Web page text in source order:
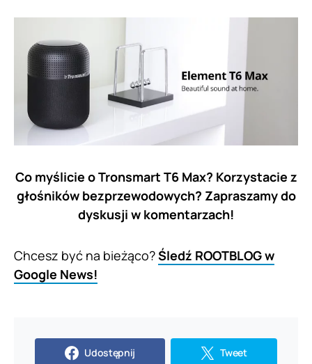
Co myślicie o Tronsmart T6 Max? Korzystacie z
głośników bezprzewodowych? Zapraszamy do
dyskusji w komentarzach!
Chcesz być na bieżąco?Śledź ROOTBLOG w
Google News!
Udostępnij Tweet